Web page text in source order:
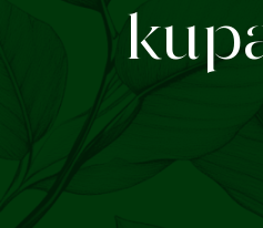
već puno
Her je prvi
dana. Moja